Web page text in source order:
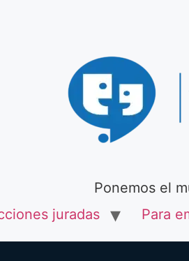
Ponemos el
juradas Para